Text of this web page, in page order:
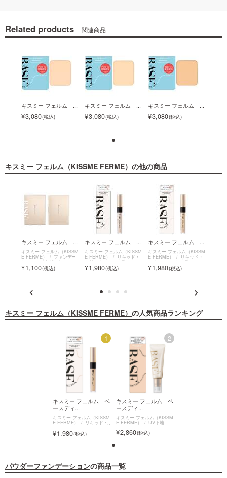
Related products 関連商品
キスミー フェルム ...
3,080
キスミー フェルム ...
3,080
キスミー フェルム ...
3,080
キスミー フェルム（KISSME FERME） の他の商品
キスミー フェルム ...
キスミー フェルム（KISSM
E FERME） ファンデー
ション・パウダーケース
1,100
キスミー フェルム ...
キスミー フェルム（KISSM
E FERME） リキッド・
クリームコンシーラー
1,980
キスミー フェルム ...
キスミー フェルム（KISSM
E FERME） リキッド・
クリームコンシーラー
1,980
キスミー フェルム（KISSME FERME） の人気商品ランキング
1
キスミー フェルム ベ
ースディ...
キスミー フェルム（KISSM
E FERME） リキッド・
クリームコンシーラー
1,980
2
キスミー フェルム ベ
ースディ...
キスミー フェルム（KISSM
E FERME） UV下地
2,860
パウダーファンデーションの商品一覧